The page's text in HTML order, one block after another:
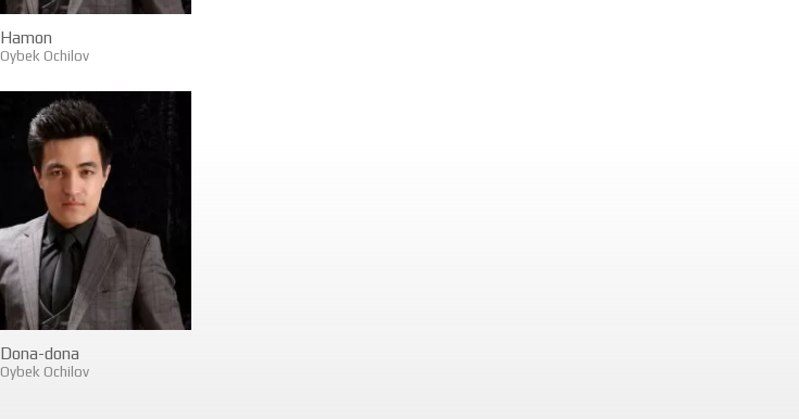
Hamon
Oybek Ochilov
873 281
Dona-dona
Oybek Ochilov